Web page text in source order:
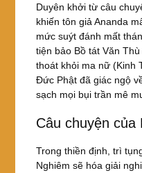
Duyên khởi từ câu
khiến tôn giả Ananda
mức suýt đánh mất
tiện bảo Bồ tát Văn
thoát khỏi ma nữ (Kinh
Đức Phật đã giác ngộ
sạch mọi bụi trần mê
Câu chuyện của
Trong thiền định, trì
Nghiêm sẽ hóa giải